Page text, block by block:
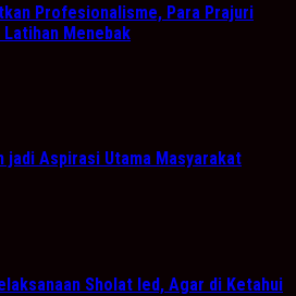
Profesionalisme, Para Prajuri
Latihan Menebak
jadi Aspirasi Utama Masyarakat
Sholat Ied, Agar di Ketahui